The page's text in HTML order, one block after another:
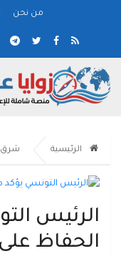
من نحن
الرئيسية
الرئيس
الحفاظ